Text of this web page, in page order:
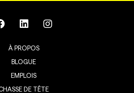
À PROPOS
BLOGUE
EMPLOIS
DE TÊTE